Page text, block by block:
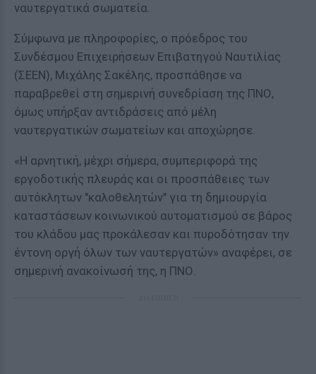
ναυτεργατικά σωματεία.
Σύμφωνα με πληροφορίες, ο πρόεδρος του
Συνδέσμου Επιχειρήσεων Επιβατηγού Ναυτιλίας
(ΣΕΕΝ), Μιχάλης Σακέλης, προσπάθησε να
παραβρεθεί στη σημερινή συνεδρίαση της ΠΝΟ,
όμως υπήρξαν αντιδράσεις από μέλη
ναυτεργατικών σωματείων και αποχώρησε.
«Η αρνητική, μέχρι σήμερα, συμπεριφορά της
εργοδοτικής πλευράς και οι προσπάθειες των
αυτόκλητων "καλοθελητών" για τη δημιουργία
καταστάσεων κοινωνικού αυτοματισμού σε βάρος
του κλάδου μας προκάλεσαν και πυροδότησαν την
έντονη οργή όλων των ναυτεργατών» αναφέρει, σε
σημερινή ανακοίνωσή της, η ΠΝΟ.